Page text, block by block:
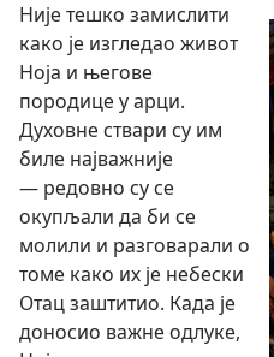
Није тешко замислити
како је изгледао живот
Ноја и његове
породице у арци.
Духовне ствари су им
биле најважније
— редовно су се
окупљали да би се
молили и разговарали о
томе како их је небески
Отац заштитио. Када је
доносио важне одлуке,